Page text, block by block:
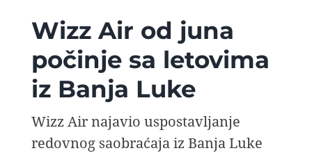
AVIOPEDIA
SPECIJAL
FOTO PRIČA
Wizz Air od juna
počinje sa letovima
iz Banja Luke
Wizz Air najavio uspostavljanje
redovnog saobraćaja iz Banja Luke